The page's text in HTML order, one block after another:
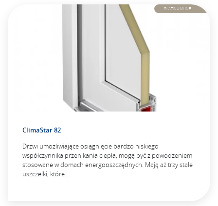
PLATINUMLINE
ClimaStar 82
Drzwi umożliwiające osiągnięcie bardzo niskiego
współczynnika przenikania ciepła, mogą być z powodzeniem
stosowane w domach energooszczędnych. Mają aż trzy stałe
uszczelki, które…